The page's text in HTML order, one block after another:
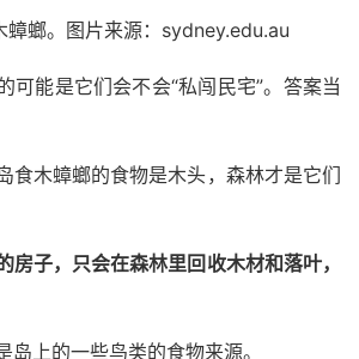
蟑螂。图片来源：sydney.edu.au
可能是它们会不会“私闯民宅”。答案当
食木蟑螂的食物是木头，森林才是它们
房子，只会在森林里回收木材和落叶，
岛上的一些鸟类的食物来源。